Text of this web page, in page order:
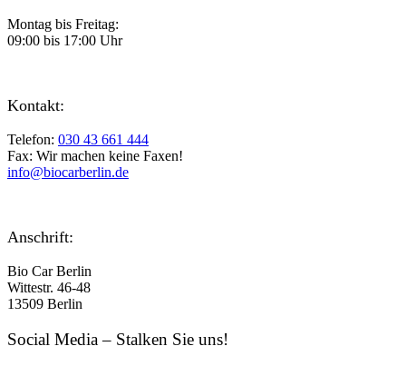
Montag bis Freitag:
09:00 bis 17:00 Uhr
Kontakt:
Telefon: 030 43 661 444
Fax: Wir machen keine Faxen!
info@biocarberlin.de
Anschrift:
Bio Car Berlin
Wittestr. 46-48
13509 Berlin
Social Media – Stalken Sie uns!